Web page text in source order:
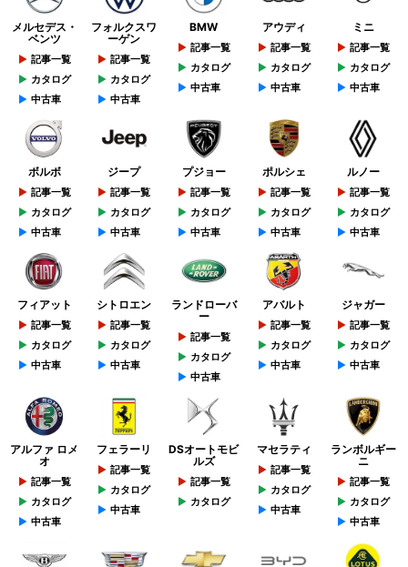
メルセデス・
ベンツ
記事一覧
カタログ
中古車
フォルクスワ
ーゲン
記事一覧
カタログ
中古車
BMW
記事一覧
カタログ
中古車
アウディ
記事一覧
カタログ
中古車
ミニ
記事一覧
カタログ
中古車
ボルボ
記事一覧
カタログ
中古車
ジープ
記事一覧
カタログ
中古車
プジョー
記事一覧
カタログ
中古車
ポルシェ
記事一覧
カタログ
中古車
ルノー
記事一覧
カタログ
中古車
フィアット
記事一覧
カタログ
中古車
シトロエン
記事一覧
カタログ
中古車
ランドローバ
ー
記事一覧
カタログ
中古車
アバルト
記事一覧
カタログ
中古車
ジャガー
記事一覧
カタログ
中古車
アルファ ロメ
オ
記事一覧
カタログ
中古車
フェラーリ
記事一覧
カタログ
中古車
DSオートモビ
ルズ
記事一覧
カタログ
マセラティ
記事一覧
カタログ
中古車
ランボルギー
ニ
記事一覧
カタログ
中古車